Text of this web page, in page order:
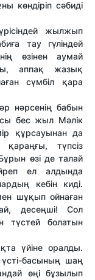
көндіріп сәбиді
жылжып
тау гүліндей
өзінен аумай
аппақ жазық
сүмбіл қара
нәрсенің бабын
бес жыл Мәлік
құрсауынан да
түпсіз
өзі де талай
ел алдында
кебін киді.
шұқып ойнаған
десеңші! Сол
түстей болатын
үйіне оралды.
басының шаң
өңі бұзылып